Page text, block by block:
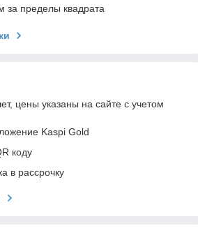
за пределы квадрата
цены указаны на сайте с учетом
Kaspi Gold
коду
в рассрочку